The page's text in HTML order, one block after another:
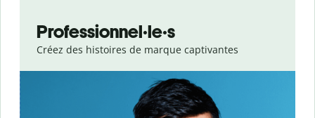
Professionnel·le·s
Créez des histoires de marque captivantes